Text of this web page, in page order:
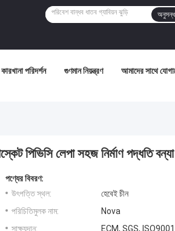
কারখানা পরিদর্শন গুণমান নিয়ন্ত্রণ আমাদের সাথে
পিভিসি লেপা সহজ নির্মাণ পদ্ধতি
পণ্যের বিবরণ:
উৎপত্তি স্থল:
হেবেই চীন
পরিচিতিমুলক নাম:
Nova
সাক্ষ্যদান:
ECM, SGS, ISO9001